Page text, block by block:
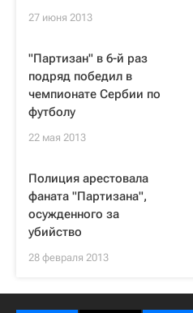
27 июня 2013
"Партизан" в 6-й раз
подряд победил в
чемпионате Сербии по
футболу
22 мая 2013
Полиция арестовала
фаната "Партизана",
осужденного за
убийство
28 февраля 2013